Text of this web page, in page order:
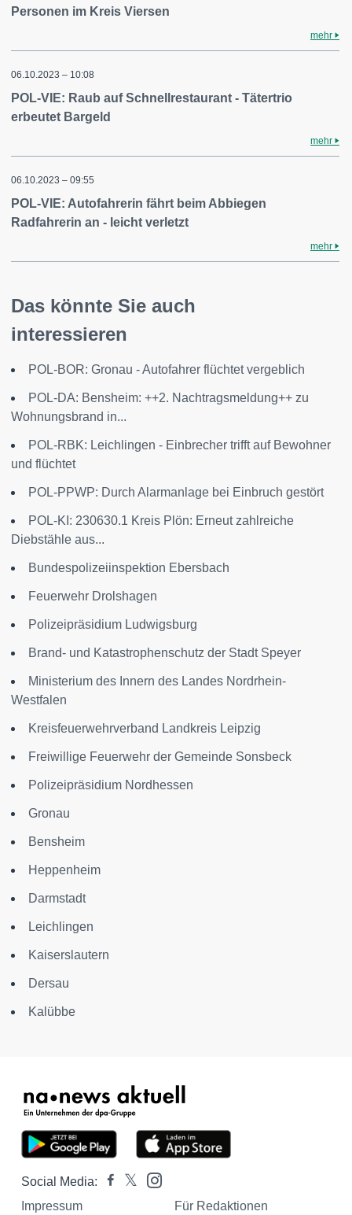
Personen im Kreis Viersen
mehr
06.10.2023 – 10:08
POL-VIE: Raub auf Schnellrestaurant - Tätertrio
erbeutet Bargeld
mehr
06.10.2023 – 09:55
POL-VIE: Autofahrerin fährt beim Abbiegen
Radfahrerin an - leicht verletzt
mehr
Das könnte Sie auch
interessieren
POL-BOR: Gronau - Autofahrer flüchtet vergeblich
POL-DA: Bensheim: ++2. Nachtragsmeldung++ zu
Wohnungsbrand in...
POL-RBK: Leichlingen - Einbrecher trifft auf Bewohner
und flüchtet
POL-PPWP: Durch Alarmanlage bei Einbruch gestört
POL-KI: 230630.1 Kreis Plön: Erneut zahlreiche
Diebstähle aus...
Bundespolizeiinspektion Ebersbach
Feuerwehr Drolshagen
Polizeipräsidium Ludwigsburg
Brand- und Katastrophenschutz der Stadt Speyer
Ministerium des Innern des Landes Nordrhein-
Westfalen
Kreisfeuerwehrverband Landkreis Leipzig
Freiwillige Feuerwehr der Gemeinde Sonsbeck
Polizeipräsidium Nordhessen
Gronau
Bensheim
Heppenheim
Darmstadt
Leichlingen
Kaiserslautern
Dersau
Kalübbe
Social Media:
Impressum
Für Redaktionen